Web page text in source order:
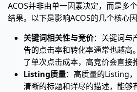
ACOS并非由单一因素决定，而是多
结果。以下是影响ACOS的几个核心因
关键词相关性与竞价：关键词与
告的点击率和转化率通常也越高
了单次点击成本，高竞价会直接
Listing质量：高质量的Listing
清晰的标题和详尽的描述，能够